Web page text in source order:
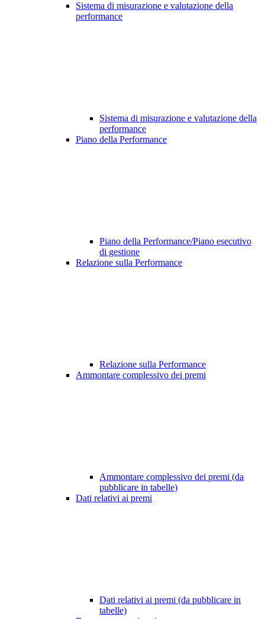
Sistema di misurazione e valutazione della
performance
Sistema di misurazione e valutazione della
performance
Piano della Performance
Piano della Performance/Piano esecutivo
di gestione
Relazione sulla Performance
Relazione sulla Performance
Ammontare complessivo dei premi
Ammontare complessivo dei premi (da
pubblicare in tabelle)
Dati relativi ai premi
Dati relativi ai premi (da pubblicare in
tabelle)